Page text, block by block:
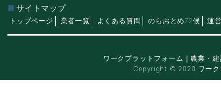
サイトマップ
トップページ 業者一覧 よくある質問 のらおとめ72候 運
ワークプラットフォーム｜農業・
Copyright © 2020 ワーク